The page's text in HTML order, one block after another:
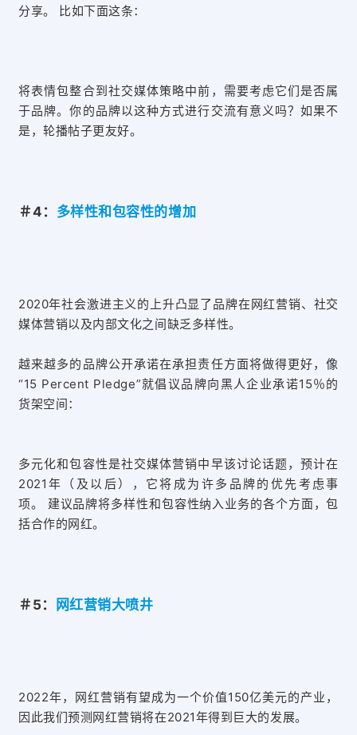
分享。 比如下面这条：
将表情包整合到社交媒体策略中前，需要考虑它们是否属
于品牌。你的品牌以这种方式进行交流有意义吗？如果不
是，轮播帖子更友好。
＃4： 多样性和包容性的增加
2020年社会激进主义的上升凸显了品牌在网红营销、社交
媒体营销以及内部文化之间缺乏多样性。
越来越多的品牌公开承诺在承担责任方面将做得更好，像
“15 Percent Pledge”就倡议品牌向黑人企业承诺15％的
货架空间：
多元化和包容性是社交媒体营销中早该讨论话题，预计在
2021年（及以后），它将成为许多品牌的优先考虑事
项。 建议品牌将多样性和包容性纳入业务的各个方面，包
括合作的网红。
＃5： 网红营销大喷井
2022年，网红营销有望成为一个价值150亿美元的产业，
因此我们预测网红营销将在2021年得到巨大的发展。